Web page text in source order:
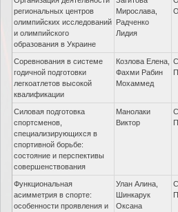
региональных центров
олимпийских исследований
и олимпийского
образования в Украине
Мирослава,
Радченко
Лидия
Соревнования в системе
годичной подготовки
легкоатлетов высокой
квалификации
Козлова Елена,
Фахми Рабин
Мохаммед
Силовая подготовка
спортсменов,
специализирующихся в
спортивной борьбе:
состояние и перспективы
совершенствования
Манолаки
Виктор
Функциональная
асимметрия в спорте:
особенности проявления и
Улан Алина,
Шинкарук
Оксана